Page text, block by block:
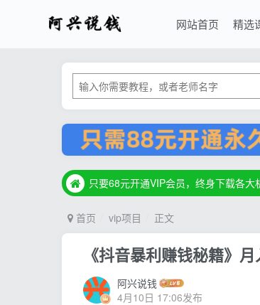
网站首页 精选
只要68元开通VIP会员，终身下载各
只要68元开通VIP会员，终身下载各
只要68元开通VIP会员，终身下载各
首页 vip项目 正文
《抖音暴利赚钱秘籍》
阿兴说钱
4月10日 17:06发布